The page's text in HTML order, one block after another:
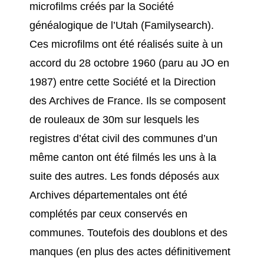
microfilms créés par la Société
généalogique de l’Utah (Familysearch).
Ces microfilms ont été réalisés suite à un
accord du 28 octobre 1960 (paru au JO en
1987) entre cette Société et la Direction
des Archives de France. Ils se composent
de rouleaux de 30m sur lesquels les
registres d’état civil des communes d’un
même canton ont été filmés les uns à la
suite des autres. Les fonds déposés aux
Archives départementales ont été
complétés par ceux conservés en
communes. Toutefois des doublons et des
manques (en plus des actes définitivement